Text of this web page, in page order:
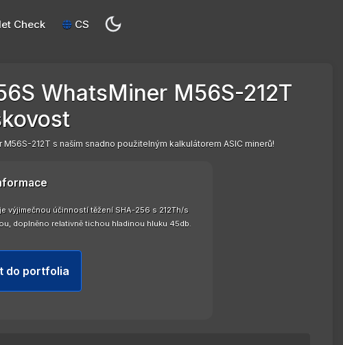
Check CS
WhatsMiner M56S-212T
212T s naším snadno použitelným kalkulátorem ASIC minerů!
výjimečnou účinností těžení SHA-256 s 212Th/s
doplněno relativně tichou hladinou hluku 45db.
do portfolia